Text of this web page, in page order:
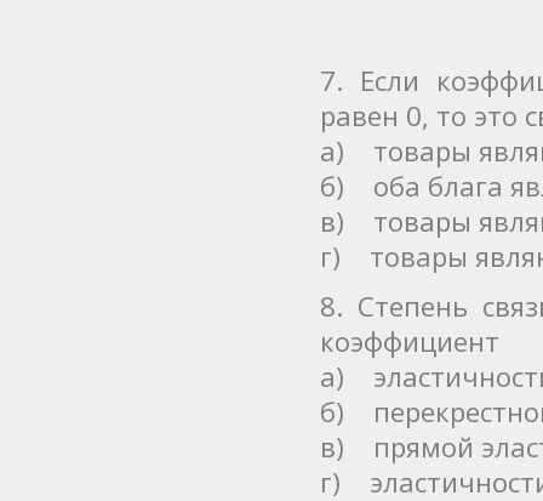
7. Если
равен 0, то это
а) товары
б) оба блага
в) товары
г) товары
8. Степень
коэффициент
а)
б)
в) прямой
г)